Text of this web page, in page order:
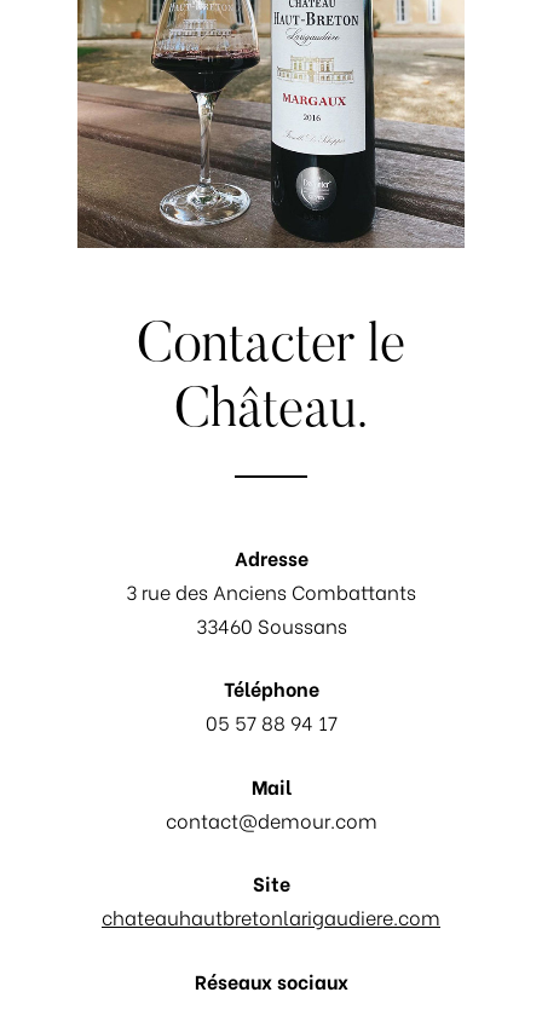
Contacter le
Château.
Adresse
3 rue des Anciens Combattants
33460 Soussans
Téléphone
05 57 88 94 17
Mail
contact@demour.com
Site
chateauhautbretonlarigaudiere.com
Réseaux sociaux